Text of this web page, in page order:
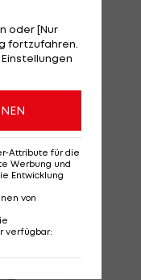
oder [Nur
fortzufahren.
Attribute für die
Werbung und
Entwicklung
von
verfügbar: